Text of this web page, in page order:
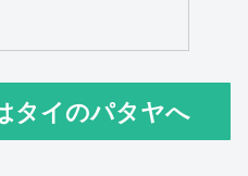
タイのパタヤへ